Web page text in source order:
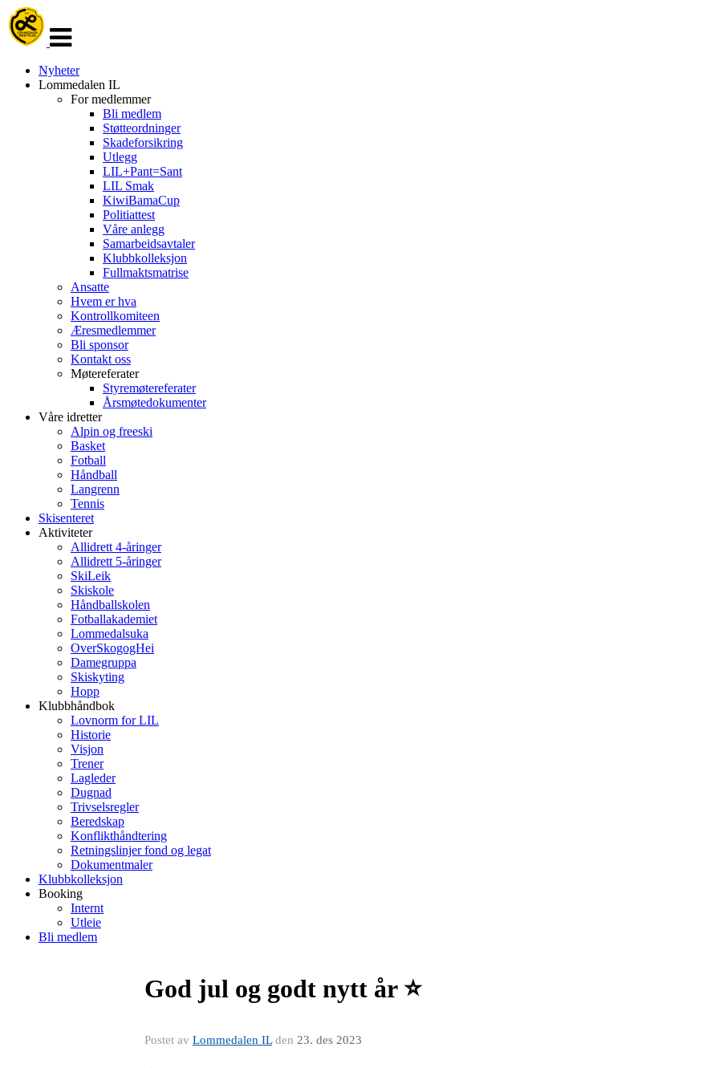
navigasjon
Nyheter
Lommedalen IL
For medlemmer
Bli medlem
Støtteordninger
Skadeforsikring
Utlegg
LIL+Pant=Sant
LIL Smak
KiwiBamaCup
Politiattest
Våre anlegg
Samarbeidsavtaler
Klubbkolleksjon
Fullmaktsmatrise
Ansatte
Hvem er hva
Kontrollkomiteen
Æresmedlemmer
Bli sponsor
Kontakt oss
Møtereferater
Styremøtereferater
Årsmøtedokumenter
Våre idretter
Alpin og freeski
Basket
Fotball
Håndball
Langrenn
Tennis
Skisenteret
Aktiviteter
Allidrett 4-åringer
Allidrett 5-åringer
SkiLeik
Skiskole
Håndballskolen
Fotballakademiet
Lommedalsuka
OverSkogogHei
Damegruppa
Skiskyting
Hopp
Klubbhåndbok
Lovnorm for LIL
Historie
Visjon
Trener
Lagleder
Dugnad
Trivselsregler
Beredskap
Konflikthåndtering
Retningslinjer fond og legat
Dokumentmaler
Klubbkolleksjon
Booking
Internt
Utleie
Bli medlem
God jul og godt nytt år ⭐️
Postet av Lommedalen ILden 23. des 2023